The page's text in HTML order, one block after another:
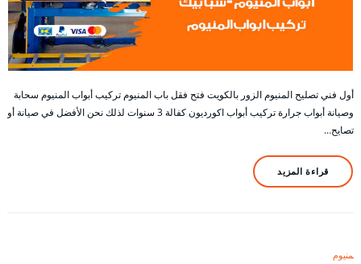
أول فني تصليح المنيوم الزور بالكويت فتح فقل باب المنيوم تركيب أبواب المنيوم سحابة
وصيانة أبواب جرارة تركيب أبواب اكورديون كفالة 3 سنوات لذلك نحن الأفضل في صيانة أو
تصايح…
قراءة المزيد
المنيوم